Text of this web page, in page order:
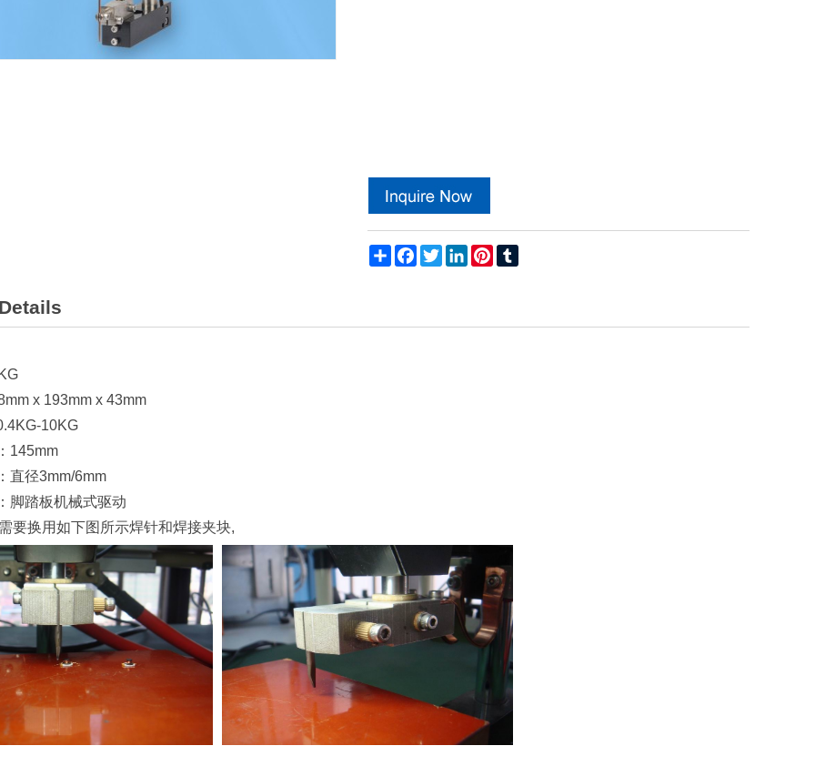
Share FacebookTwitterLinkedInPinterest
x 193mm x 43mm
10KG
145mm
直径3mm/6mm
脚踏板机械式驱动
要换用如下图所示焊针和焊接夹块,